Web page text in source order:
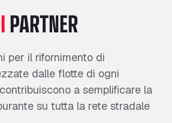
UK Fuels, che offre
e modalità di
Che tu stia
tragitto locale o
lontano, SNAP ti semplifica
PARTNER
per il rifornimento di
dalle flotte di ogni
a semplificare la
su tutta la rete stradale